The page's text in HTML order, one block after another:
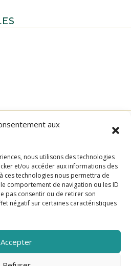
aux
nous utilisons des technologies
et/ou accéder aux informations des
ces technologies nous permettra de
comportement de navigation ou les ID
pas consentir ou de retirer son
négatif sur certaines caractéristiques
Accepter